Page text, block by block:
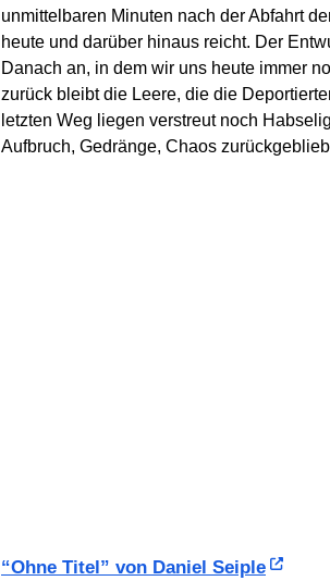
unmittelbaren Minuten nach der Abfahrt
heute und darüber hinaus reicht. Der
Danach an, in dem wir uns heute immer
zurück bleibt die Leere, die die
letzten Weg liegen verstreut noch
Aufbruch, Gedränge, Chaos
“ohne Titel” von Daniel Seiple